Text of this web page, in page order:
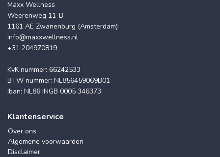
Maxx Wellness
Weerenweg 11-B
1161 AE Zwanenburg (Amsterdam)
info@maxxwellness.nl
+31 204970819
KvK nummer: 66242533
BTW nummer: NL856459069B01
Iban: NL86 INGB 0005 346373
Klantenservice
Over ons
Algemene voorwaarden
Disclaimer